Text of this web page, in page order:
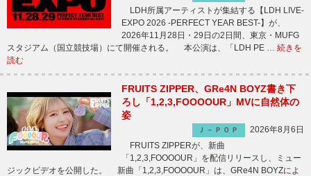
LDH所属アーティストが集結する【LDH LIVE-
EXPO 2026 -PERFECT YEAR BEST-】が、
2026年11月28日・29日の2日間、東京・MUFG
スタジアム（国立競技場）にて開催される。 本公演は、「LDH PE … 続きを
読む
FRUITS ZIPPER、GRe4N BOYZ書き下
ろし「1,2,3,FOOOOUR」MVに自然体の
姿
Ｊ－ＰＯＰ
2026年8月6日
FRUITS ZIPPERが、新曲
「1,2,3,FOOOOUR」を配信リリースし、ミュー
ジックビデオを公開した。 新曲「1,2,3,FOOOOUR」は、GRe4N BOYZによ